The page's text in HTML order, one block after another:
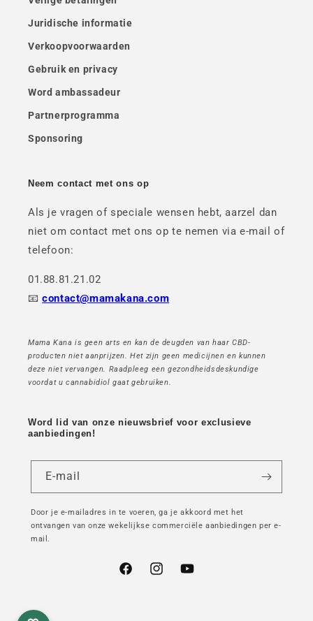
Juridische informatie
Verkoopvoorwaarden
Gebruik en privacy
Word ambassadeur
Partnerprogramma
Sponsoring
Neem contact met ons op
Als je vragen of speciale wensen hebt, aarzel dan
niet om contact met ons op te nemen via e-mail of
telefoon:
01.88.81.21.02
📧contact@mamakana.com
Mama Kana is geen arts en kan de deugden van haar CBD-
producten niet aanprijzen. Het zijn geen medicijnen en kunnen
deze niet vervangen. Raadpleeg een gezondheidsdeskundige
voordat u cannabidiol gaat gebruiken.
Word lid van onze nieuwsbrief voor exclusieve
aanbiedingen!
E-mail
Door je e-mailadres in te voeren, ga je akkoord met het
ontvangen van onze wekelijkse commerciële aanbiedingen per e-
mail.
FacebookInstagramYouTube